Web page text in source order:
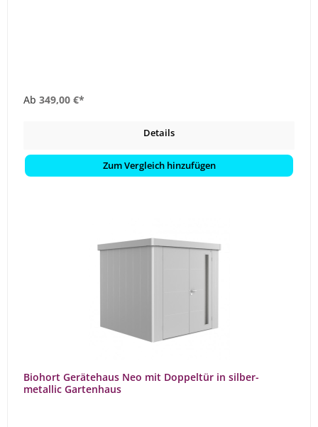
Ab 349,00 €*
Details
Zum Vergleich hinzufügen
Biohort Gerätehaus Neo mit Doppeltür in silber-
metallic Gartenhaus